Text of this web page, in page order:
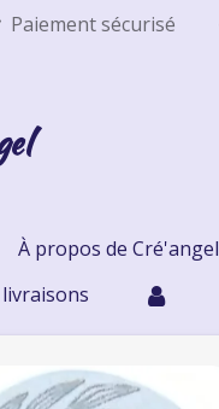
Paiement sécurisé
À propos de Cré'angel